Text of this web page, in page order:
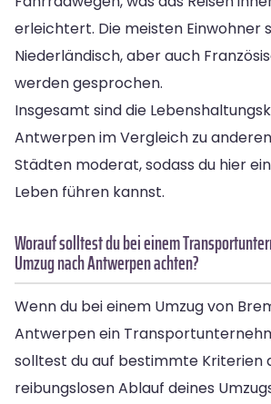
erleichtert. Die meisten Einwohner
Niederländisch, aber auch
werden gesprochen.
Insgesamt sind die
Antwerpen im Vergleich zu
Städten moderat, sodass du hier
Leben führen kannst.
Worauf solltest du bei einem
Umzug nach Antwerpen achten?
Wenn du bei einem Umzug von
Antwerpen ein
solltest du auf bestimmte Kriterien
reibungslosen Ablauf deines